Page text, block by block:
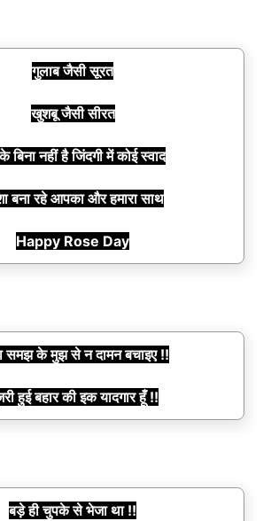
गुलाब जैसी सूरत
खुशबू जैसी सीरत
बिना नहीं है जिंदगी में कोई स्वाद
बना रहे आपका और हमारा साथ
Happy Rose Day
समझ के मुझ से न दामन बचाइए !!
हुई बहार की इक यादगार हूँ !!
बड़े ही चुपके से भेजा था !!